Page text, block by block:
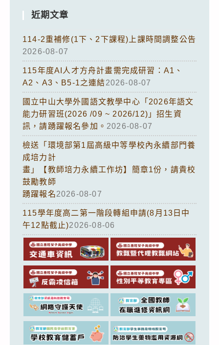
近期文章
114-2重補修(1下、2下課程)上課時間調整公告
2026-08-07
115年度AI人才方舟計畫需完成研習：A1、
A2、A3、B5-1之連結2026-08-07
國立中山大學外國語文教學中心「2026年語文
能力研習班(2026 /09 ~ 2026/12)」招生資
訊，請踴躍報名參加。 2026-08-07
檢送「環境部第1屆高級中等學校內永續部門養
成培力計
畫」【教師培力永續工作坊】簡章1份，請貴校
鼓勵教師
踴躍報名2026-08-07
115學年度高二第一階段轉組申請(8月13日中
午12點截止)2026-08-06